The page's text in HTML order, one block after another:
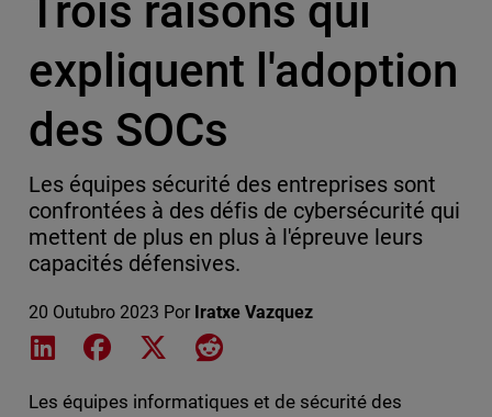
Trois raisons qui
expliquent l'adoption
des SOCs
Les équipes sécurité des entreprises sont
confrontées à des défis de cybersécurité qui
mettent de plus en plus à l'épreuve leurs
capacités défensives.
20 Outubro 2023 Por Iratxe Vazquez
Share on LinkedIn
Share on Facebook
Share on XShare on Reddit
Les équipes informatiques et de sécurité des